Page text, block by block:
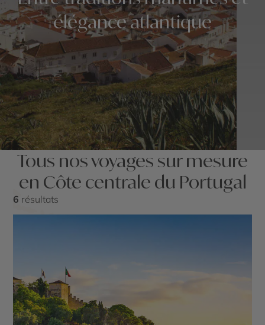
élégance atlantique
Tous nos voyages sur mesure
en Côte centrale du Portugal
6 résultats